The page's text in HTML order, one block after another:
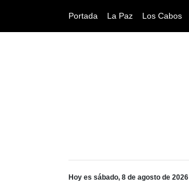
Portada La Paz Los Cabos
Hoy es sábado, 8 de agosto de 2026